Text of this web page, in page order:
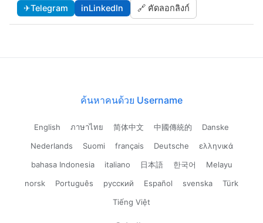
✈Telegram inLinkedIn 🔗 คัดลอกลิงก์
ค้นหาคนด้วย Username
English ภาษาไทย 简体中文 中國傳統的
Danske
Nederlands
Suomi français Deutsche
ελληνικά
bahasa Indonesia
italiano 日本語 한국어
Melayu
norsk
Português русский Español svenska
Türk
Tiếng Việt